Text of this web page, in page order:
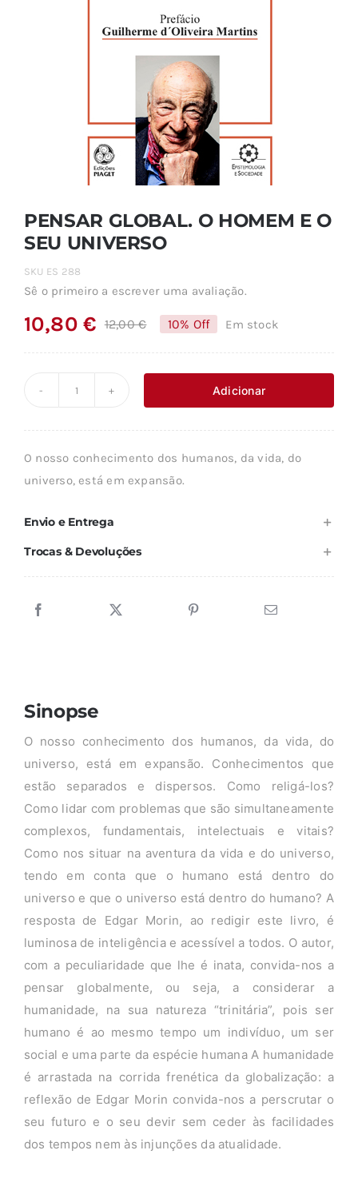
PENSAR GLOBAL. O HOMEM E O
SEU UNIVERSO
SKU ES 288
Sê o primeiro a escrever uma avaliação.
12,00€O
original
era:
10,80€
O
é:
10% Off Em stock
O
UNIVERSO
Adicionar
O nosso conhecimento dos humanos, da vida, do
universo, está em expansão.
Envio e Entrega
Trocas & Devoluções
Sinopse
O nosso conhecimento dos humanos, da vida, do
universo, está em expansão. Conhecimentos que
estão separados e dispersos. Como religá-los?
Como lidar com problemas que são simultaneamente
complexos, fundamentais, intelectuais e vitais?
Como nos situar na aventura da vida e do universo,
tendo em conta que o humano está dentro do
universo e que o universo está dentro do humano? A
resposta de Edgar Morin, ao redigir este livro, é
luminosa de inteligência e acessível a todos. O autor,
com a peculiaridade que lhe é inata, convida-nos a
pensar globalmente, ou seja, a considerar a
humanidade, na sua natureza “trinitária”, pois ser
humano é ao mesmo tempo um indivíduo, um ser
social e uma parte da espécie humana A humanidade
é arrastada na corrida frenética da globalização: a
reflexão de Edgar Morin convida-nos a perscrutar o
seu futuro e o seu devir sem ceder às facilidades
dos tempos nem às injunções da atualidade.